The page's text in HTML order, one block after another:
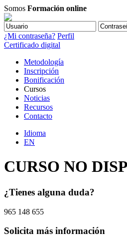
Somos Formación online
¿Mi contraseña? Perfil
Certificado digital
Metodología
Inscripción
Bonificación
Cursos
Noticias
Recursos
Contacto
Idioma
EN
CURSO NO
¿Tienes alguna duda?
965 148 655
Solicita más información